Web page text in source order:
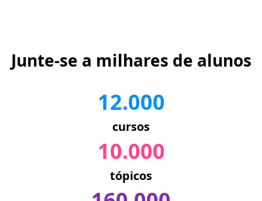
Junte-se a milhares de alunos
12.000
cursos
10.000
tópicos